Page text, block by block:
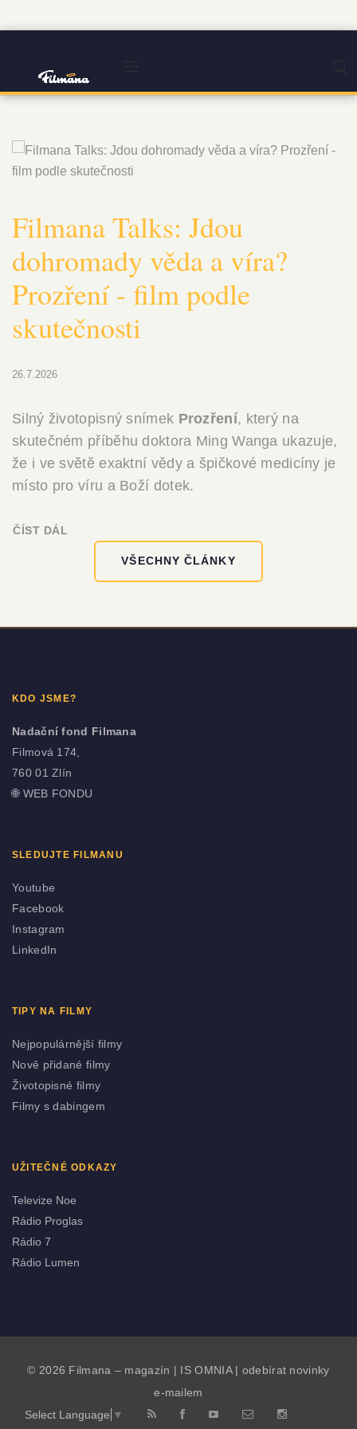
Filmana Talks: Jdou
dohromady věda a víra?
Prozření - film podle
skutečnosti
26.7.2026
Silný životopisný snímek Prozření, který na
skutečném příběhu doktora Ming Wanga ukazuje,
že i ve světě exaktní vědy a špičkové medicíny je
místo pro víru a Boží dotek.
ČÍST DÁL
VŠECHNY ČLÁNKY
KDO JSME?
Nadační fond Filmana
Filmová 174,
760 01 Zlín
🌐 WEB FONDU
SLEDUJTE FILMANU
Youtube
Facebook
Instagram
LinkedIn
TIPY NA FILMY
Nejpopulárnější filmy
Nově přidané filmy
Životopisné filmy
Filmy s dabingem
UŽITEČNÉ ODKAZY
Televize Noe
Rádio Proglas
Rádio 7
Rádio Lumen
© 2026 Filmana – magazín | IS OMNIA| odebírat novinky
e-mailem
Select Language ▼